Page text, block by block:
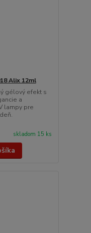
Alix 12ml
gélový efekt s
a
lampy pre
skladom 15 ks